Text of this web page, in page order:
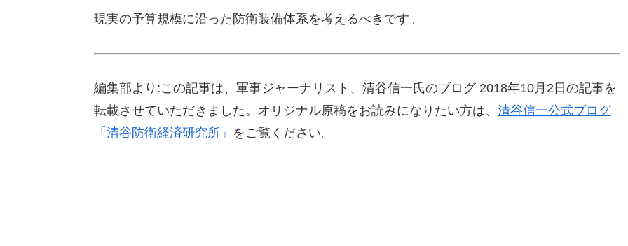
現実の予算規模に沿った防衛装備体系を考えるべきです。
編集部より:この記事は、軍事ジャーナリスト、清谷信一氏のブログ 2018年10月2日の記事を
転載させていただきました。オリジナル原稿をお読みになりたい方は、 清谷信一公式ブログ
「清谷防衛経済研究所」 をご覧ください。